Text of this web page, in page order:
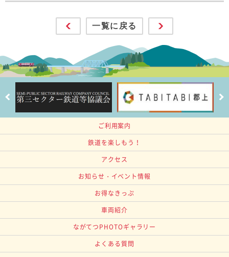
一覧に戻る
ご利用案内
鉄道を楽しもう！
アクセス
お知らせ・イベント情報
お得なきっぷ
車両紹介
ながてつPHOTOギャラリー
よくある質問